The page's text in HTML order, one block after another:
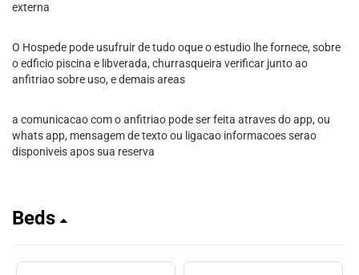
externa
O Hospede pode usufruir de tudo oque o estudio lhe fornece, sobre
o edficio piscina e libverada, churrasqueira verificar junto ao
anfitriao sobre uso, e demais areas
a comunicacao com o anfitriao pode ser feita atraves do app, ou
whats app, mensagem de texto ou ligacao informacoes serao
disponiveis apos sua reserva
Beds